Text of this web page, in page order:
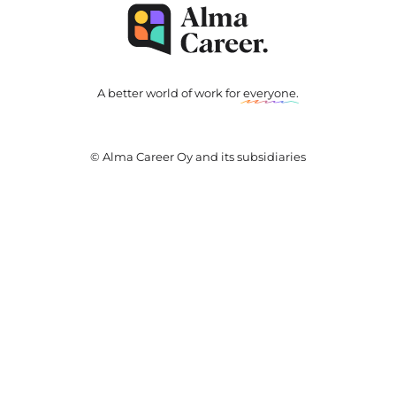
A better world of work foreveryone.
© Alma Career Oy and its subsidiaries